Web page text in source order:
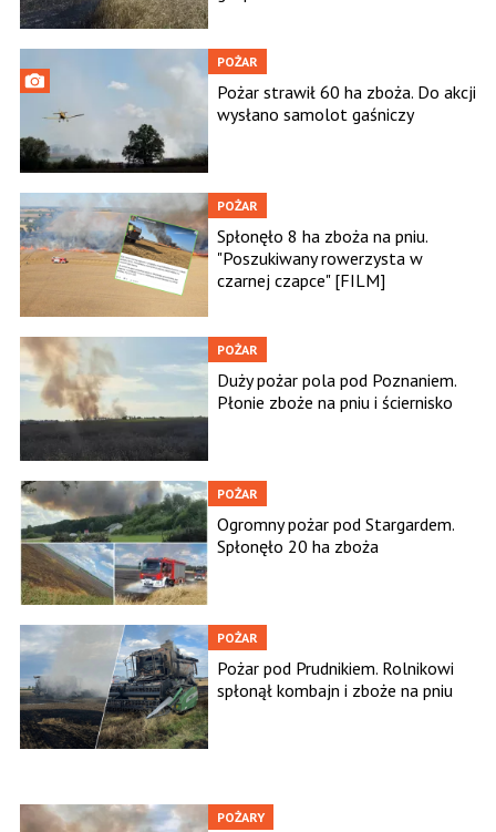
POŻAR
Pożar strawił 60 ha zboża. Do akcji
wysłano samolot gaśniczy
POŻAR
Spłonęło 8 ha zboża na pniu.
"Poszukiwany rowerzysta w
czarnej czapce" [FILM]
POŻAR
Duży pożar pola pod Poznaniem.
Płonie zboże na pniu i ściernisko
POŻAR
Ogromny pożar pod Stargardem.
Spłonęło 20 ha zboża
POŻAR
Pożar pod Prudnikiem. Rolnikowi
spłonął kombajn i zboże na pniu
POŻARY